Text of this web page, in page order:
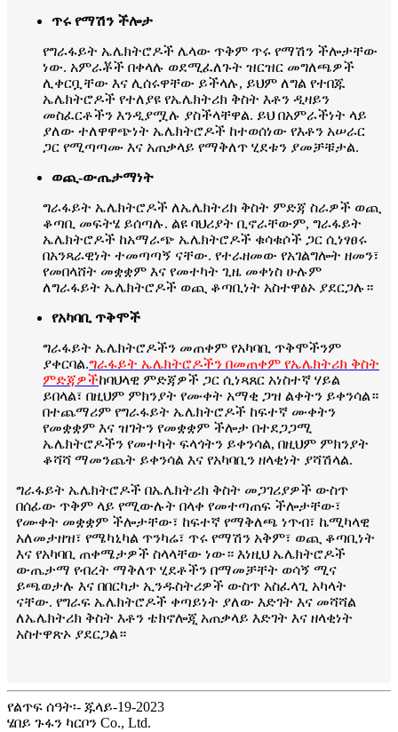
ጥሩ የማሽን ችሎታ
የግራፋይት ኤሌክትሮዶች ሌላው ጥቅም ጥሩ የማሽን ችሎታቸው
ነው. አምራቾች በቀላሉ ወደሚፈለጉት ዝርዝር መግለጫዎች
ሊቀርቧቸው እና ሊሰሩዋቸው ይችላሉ, ይህም ለግል የተበጁ
ኤሌክትሮዶች የተለያዩ የኤሌክትሪክ ቅስት እቶን ዲዛይን
መስፈርቶችን እንዲያሟሉ ያስችላቸዋል. ይህ በአምራችነት ላይ
ያለው ተለዋዋጭነት ኤሌክትሮዶች ከተወሰነው የእቶን አሠራር
ጋር የሚጣጣሙ እና አጠቃላይ የማቅለጥ ሂደቱን ያመቻቹታል.
ወጪ-ውጤታማነት
ግራፋይት ኤሌክትሮዶች ለኤሌክትሪክ ቅስት ምድጃ ስራዎች ወጪ
ቆጣቢ መፍትሄ ይሰጣሉ. ልዩ ባህሪያት ቢኖራቸውም, ግራፋይት
ኤሌክትሮዶች ከአማራጭ ኤሌክትሮዶች ቁሳቁሶች ጋር ሲነፃፀሩ
በአንጻራዊነት ተመጣጣኝ ናቸው. የተራዘመው የአገልግሎት ዘመን፣
የመበላሸት መቋቋም እና የመተካት ጊዜ መቀነስ ሁሉም
ለግራፋይት ኤሌክትሮዶች ወጪ ቆጣቢነት አስተዋፅኦ ያደርጋሉ።
የአካባቢ ጥቅሞች
ግራፋይት ኤሌክትሮዶችን መጠቀም የአካባቢ ጥቅሞችንም
ያቀርባል.ግራፋይት ኤሌክትሮዶችን በመጠቀም የኤሌክትሪክ ቅስት
ምድጃዎችከባህላዊ ምድጃዎች ጋር ሲነጻጸር አነስተኛ ሃይል
ይበላል፣ በዚህም ምክንያት የሙቀት አማቂ ጋዝ ልቀትን ይቀንሳል።
በተጨማሪም የግራፋይት ኤሌክትሮዶች ከፍተኛ ሙቀትን
የመቋቋም እና ዝገትን የመቋቋም ችሎታ በተደጋጋሚ
ኤሌክትሮዶችን የመተካት ፍላጎትን ይቀንሳል, በዚህም ምክንያት
ቆሻሻ ማመንጨት ይቀንሳል እና የአካባቢን ዘላቂነት ያሻሽላል.
ግራፋይት ኤሌክትሮዶች በኤሌክትሪክ ቅስት መጋገሪያዎች ውስጥ
በሰፊው ጥቅም ላይ የሚውሉት በላቀ የመተጣጠፍ ችሎታቸው፣
የሙቀት መቋቋም ችሎታቸው፣ ከፍተኛ የማቅለጫ ነጥብ፣ ኬሚካላዊ
አለመታዘዝ፣ የሜካኒካል ጥንካሬ፣ ጥሩ የማሽን አቅም፣ ወጪ ቆጣቢነት
እና የአካባቢ ጠቀሜታዎች ስላላቸው ነው። እነዚህ ኤሌክትሮዶች
ውጤታማ የብረት ማቅለጥ ሂደቶችን በማመቻቸት ወሳኝ ሚና
ይጫወታሉ እና በበርካታ ኢንዱስትሪዎች ውስጥ አስፈላጊ አካላት
ናቸው. የግራፍ ኤሌክትሮዶች ቀጣይነት ያለው እድገት እና መሻሻል
ለኤሌክትሪክ ቅስት እቶን ቴክኖሎጂ አጠቃላይ እድገት እና ዘላቂነት
አስተዋጽኦ ያደርጋል።
የልጥፍ ሰዓት፡- ጁላይ-19-2023
ሄበይ ጉፋን ካርቦን Co., Ltd.